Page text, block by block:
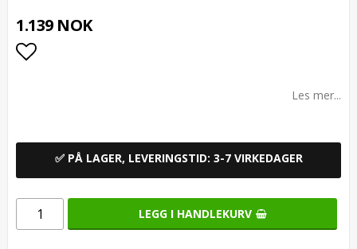
1.139 NOK
Les mer...
✅ PÅ LAGER, LEVERINGSTID: 3-7 VIRKEDAGER
LEGG I HANDLEKURV